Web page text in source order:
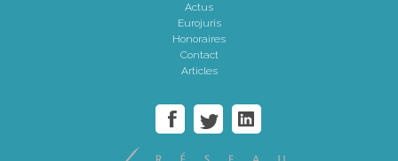
Actus
Eurojuris
Honoraires
Contact
Articles